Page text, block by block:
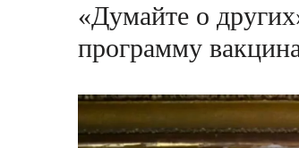
«Думайте о
программу